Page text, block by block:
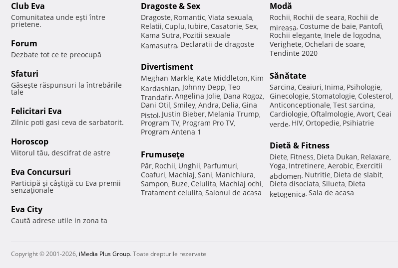
Club Eva
Comunitatea unde eşti între
prietene.
Forum
Dezbate tot ce te preocupă
Sfaturi
Găseşte răspunsuri la întrebările
tale
Felicitari Eva
Zilnic poti gasi ceva de sarbatorit.
Horoscop
Viitorul tău, descifrat de astre
Eva Concursuri
Participă şi câştigă cu Eva premii
senzaţionale
Eva City
Caută adrese utile in zona ta
Dragoste & Sex
Dragoste, Romantic, Viata sexuala,
Relatii, Cuplu, Iubire, Casatorie, Sex,
Kama Sutra, Pozitii sexuale
Kamasutra, Declaratii de dragoste
Divertisment
Meghan Markle, Kate Middleton, Kim
Kardashian, Johnny Depp, Teo
Trandafir, Angelina Jolie, Dana Rogoz,
Dani Otil, Smiley, Andra, Delia, Gina
Pistol, Justin Bieber, Melania Trump,
Program TV, Program Pro TV,
Program Antena 1
Frumuseţe
Păr, Rochii, Unghii, Parfumuri,
Coafuri, Machiaj, Sani, Manichiura,
Sampon, Buze, Celulita, Machiaj ochi,
Tratament celulita, Salonul de acasa
Modă
Rochii, Rochii de seara, Rochii de
mireasa, Costume de baie, Pantofi,
Rochii elegante, Inele de logodna,
Verighete, Ochelari de soare,
Tendinte 2020
Sănătate
Sarcina, Ceaiuri, Inima, Psihologie,
Ginecologie, Stomatologie, Colesterol,
Anticonceptionale, Test sarcina,
Cardiologie, Oftalmologie, Avort, Ceai
verde, HIV, Ortopedie, Psihiatrie
Dietă & Fitness
Diete, Fitness, Dieta Dukan, Relaxare,
Yoga, Intretinere, Aerobic, Exercitii
abdomen, Nutritie, Dieta de slabit,
Dieta disociata, Silueta, Dieta
ketogenica, Sala de acasa
Copyright © 2001-2026, iMedia Plus Group. Toate drepturile rezervate